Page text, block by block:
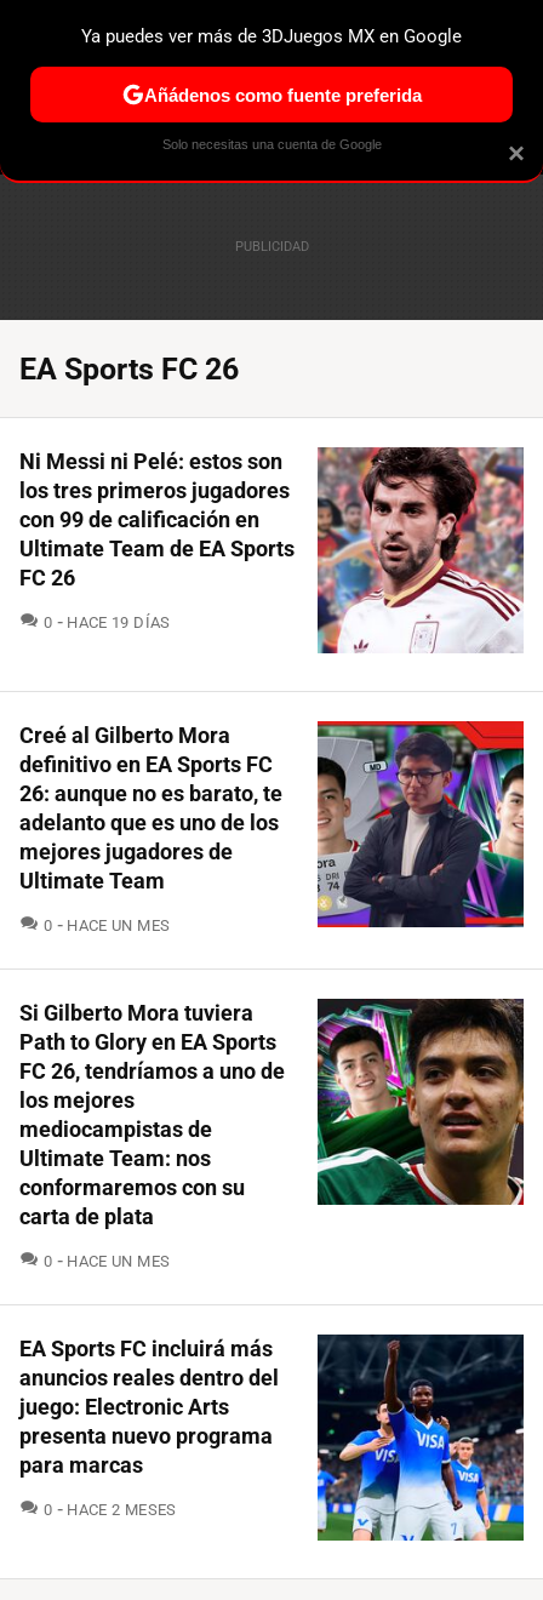
ESPECIALES PS5 NINTENDO SWITCH 2 XBOX
EA Sports FC 26
Ni Messi ni Pelé: estos son
los tres primeros jugadores
con 99 de calificación en
Ultimate Team de EA Sports
FC 26
0 COMENTARIOS
HACE 19 DÍAS
Creé al Gilberto Mora
definitivo en EA Sports FC
26: aunque no es barato, te
adelanto que es uno de los
mejores jugadores de
Ultimate Team
0 COMENTARIOS
HACE UN MES
Si Gilberto Mora tuviera
Path to Glory en EA Sports
FC 26, tendríamos a uno de
los mejores
mediocampistas de
Ultimate Team: nos
conformaremos con su
carta de plata
0 COMENTARIOS
HACE UN MES
EA Sports FC incluirá más
anuncios reales dentro del
juego: Electronic Arts
presenta nuevo programa
para marcas
0 COMENTARIOS
HACE 2 MESES
×
Ya puedes ver más de 3DJuegos MX en Google
Añádenos como fuente preferida
Solo necesitas una cuenta de Google